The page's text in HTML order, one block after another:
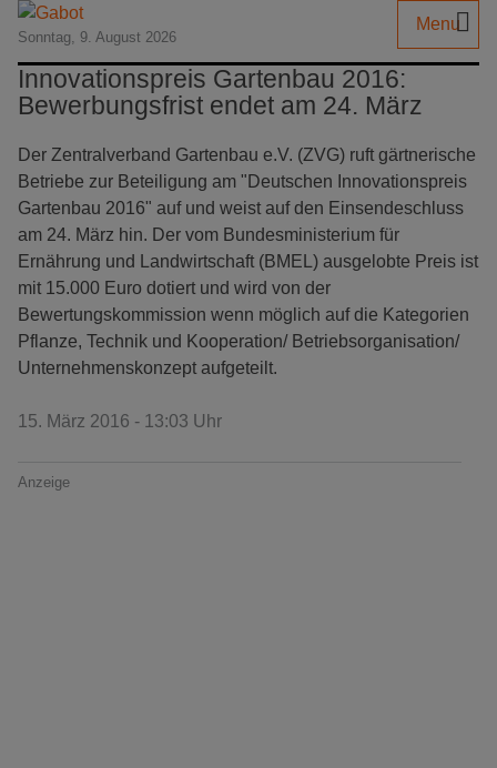
Sonntag, 9. August 2026
Menu
Innovationspreis Gartenbau 2016:
Bewerbungsfrist endet am 24. März
Der Zentralverband Gartenbau e.V. (ZVG) ruft gärtnerische
Betriebe zur Beteiligung am "Deutschen Innovationspreis
Gartenbau 2016" auf und weist auf den Einsendeschluss
am 24. März hin. Der vom Bundesministerium für
Ernährung und Landwirtschaft (BMEL) ausgelobte Preis ist
mit 15.000 Euro dotiert und wird von der
Bewertungskommission wenn möglich auf die Kategorien
Pflanze, Technik und Kooperation/ Betriebsorganisation/
Unternehmenskonzept aufgeteilt.
15. März 2016 - 13:03 Uhr
Anzeige